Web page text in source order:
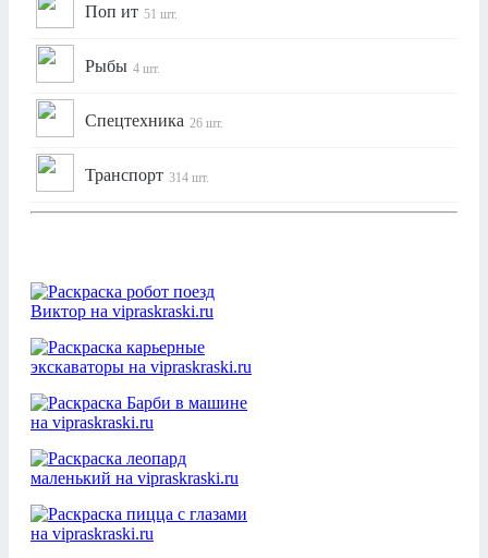
Поп ит 51 шт.
Рыбы 4 шт.
Спецтехника 26 шт.
Транспорт 314 шт.